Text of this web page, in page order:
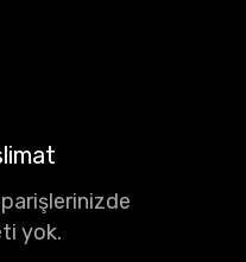
yok.